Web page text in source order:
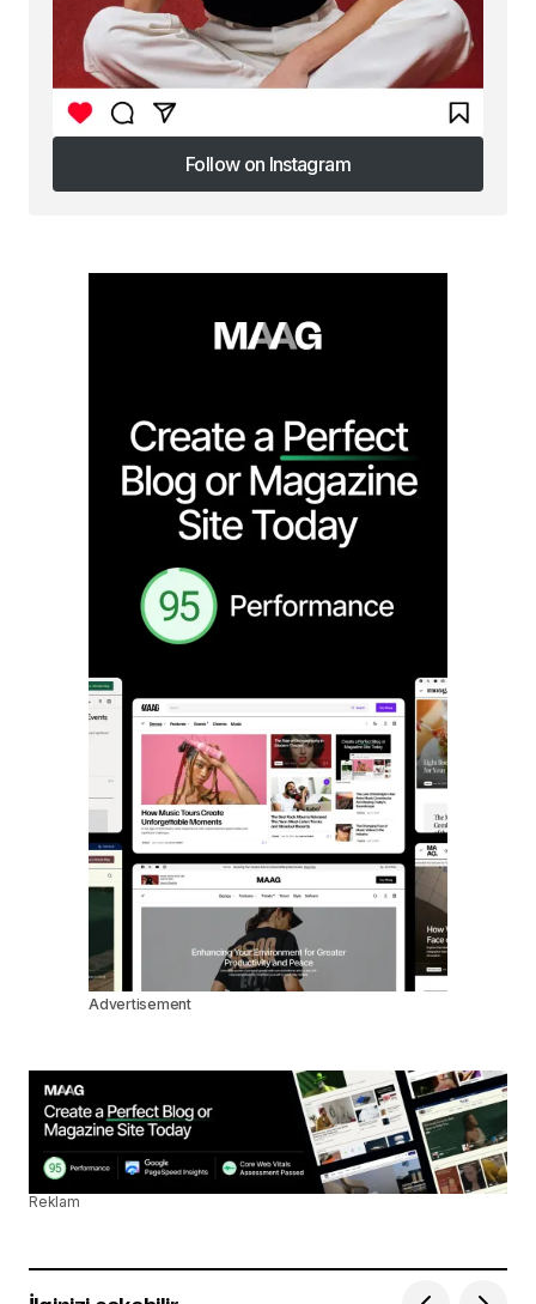
Follow on Instagram
Follow on Instagram
Advertisement
Reklam